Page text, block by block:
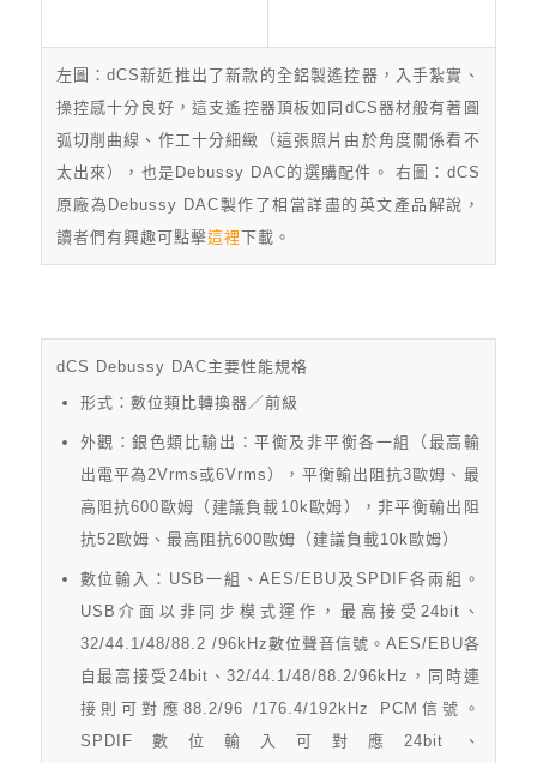
左圖：dCS新近推出了新款的全鋁製遙控器，入手紮實、
操控感十分良好，這支遙控器頂板如同dCS器材般有著圓
弧切削曲線、作工十分細緻（這張照片由於角度關係看不
太出來），也是Debussy DAC的選購配件。 右圖：dCS
原廠為Debussy DAC製作了相當詳盡的英文產品解說，
讀者們有興趣可點擊這裡下載。
dCS Debussy DAC主要性能規格
形式：數位類比轉換器／前級
外觀：銀色類比輸出：平衡及非平衡各一組（最高輸
出電平為2Vrms或6Vrms），平衡輸出阻抗3歐姆、最
高阻抗600歐姆（建議負載10k歐姆），非平衡輸出阻
抗52歐姆、最高阻抗600歐姆（建議負載10k歐姆）
數位輸入：USB一組、AES/EBU及SPDIF各兩組。
USB介面以非同步模式運作，最高接受24bit、
32/44.1/48/88.2 /96kHz數位聲音信號。AES/EBU各
自最高接受24bit、32/44.1/48/88.2/96kHz，同時連
接則可對應88.2/96 /176.4/192kHz PCM信號。
SPDIF數位輸入可對應24bit、